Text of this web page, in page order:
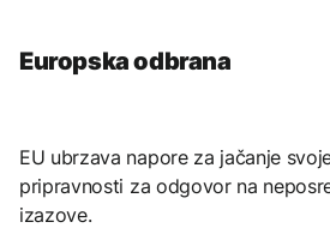
Europska odbrana
EU ubrzava napore za jačanje
pripravnosti za odgovor na
izazove.